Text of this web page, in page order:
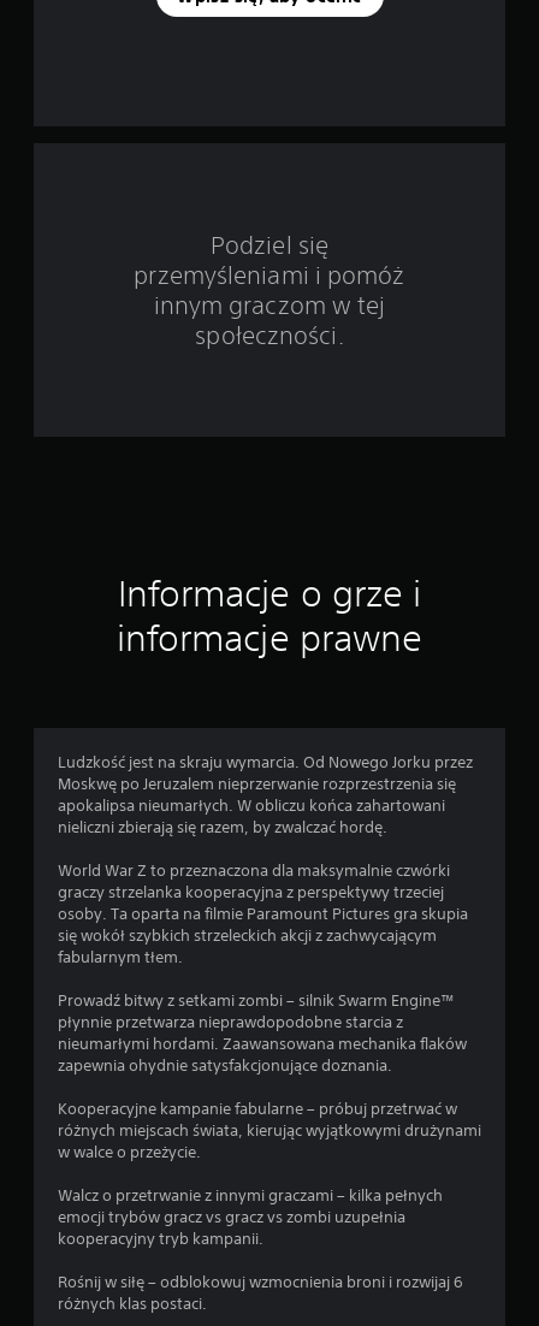
t
n
Podziel się
przemyśleniami i pomóż
innym graczom w tej
społeczności.
Informacje o grze i
informacje prawne
Ludzkość jest na skraju wymarcia. Od Nowego Jorku przez
Moskwę po Jeruzalem nieprzerwanie rozprzestrzenia się
apokalipsa nieumarłych. W obliczu końca zahartowani
nieliczni zbierają się razem, by zwalczać hordę.
World War Z to przeznaczona dla maksymalnie czwórki
graczy strzelanka kooperacyjna z perspektywy trzeciej
osoby. Ta oparta na filmie Paramount Pictures gra skupia
się wokół szybkich strzeleckich akcji z zachwycającym
fabularnym tłem.
Prowadź bitwy z setkami zombi – silnik Swarm Engine™
płynnie przetwarza nieprawdopodobne starcia z
nieumarłymi hordami. Zaawansowana mechanika flaków
zapewnia ohydnie satysfakcjonujące doznania.
Kooperacyjne kampanie fabularne – próbuj przetrwać w
różnych miejscach świata, kierując wyjątkowymi drużynami
w walce o przeżycie.
Walcz o przetrwanie z innymi graczami – kilka pełnych
emocji trybów gracz vs gracz vs zombi uzupełnia
kooperacyjny tryb kampanii.
Rośnij w siłę – odblokowuj wzmocnienia broni i rozwijaj 6
różnych klas postaci.